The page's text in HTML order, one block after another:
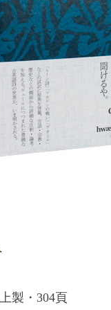
製・304頁